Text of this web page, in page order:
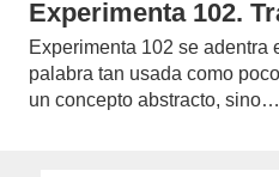
Experimenta 102.
Experimenta 102 se
palabra tan usada como
un concepto abstracto, sino…